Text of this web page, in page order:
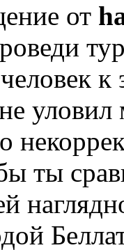
от
к
ты